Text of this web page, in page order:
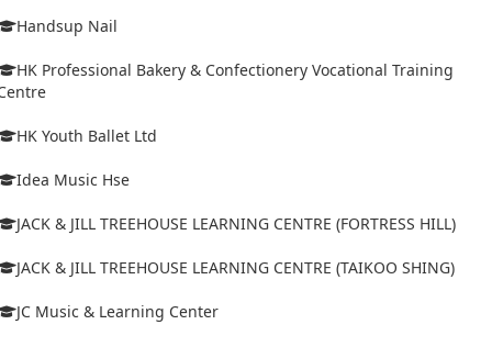
Handsup Nail
HK Professional Bakery & Confectionery Vocational Training
HK Youth Ballet Ltd
Idea Music Hse
JACK & JILL TREEHOUSE LEARNING CENTRE (FORTRESS HILL)
JACK & JILL TREEHOUSE LEARNING CENTRE (TAIKOO SHING)
JC Music & Learning Center